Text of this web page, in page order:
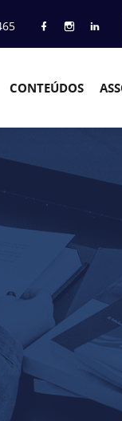
CONTEÚDOS